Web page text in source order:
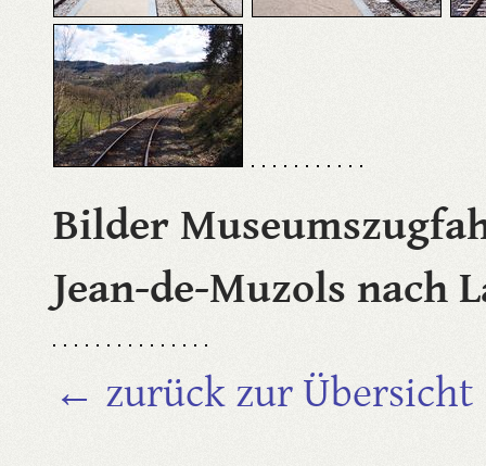
Bilder
Jean-de-Muzols nach
← zurück zur Übersicht